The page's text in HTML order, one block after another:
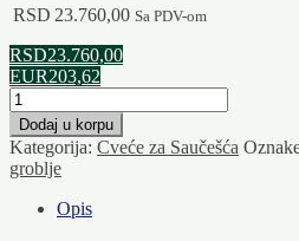
RSD 23.760,00 Sa PDV-om
RSD23.760,00
EUR203,62
Suza
crvena
količina
Dodaj u korpu
Kategorija: Cveće za Saučešća
groblje
Opis